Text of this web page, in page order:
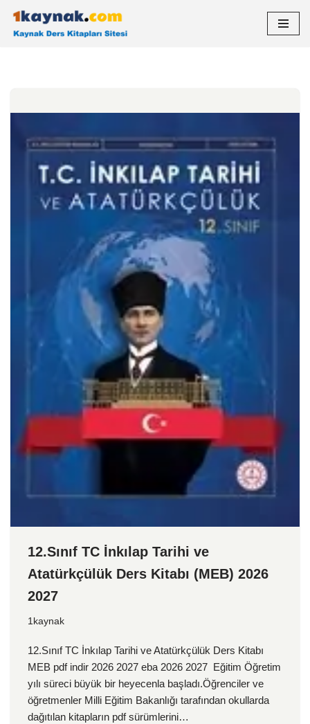
İçeriğe
12.Sınıf TC İnkılap Tarihi ve
Atatürkçülük Ders Kitabı (MEB) 2026
2027
1kaynak
12.Sınıf TC İnkılap Tarihi ve Atatürkçülük Ders Kitabı
MEB pdf indir 2026 2027 eba 2026 2027 Eğitim Öğretim
yılı süreci büyük bir heyecenla başladı.Öğrenciler ve
öğretmenler Milli Eğitim Bakanlığı tarafından okullarda
dağıtılan kitapların pdf sürümlerini…